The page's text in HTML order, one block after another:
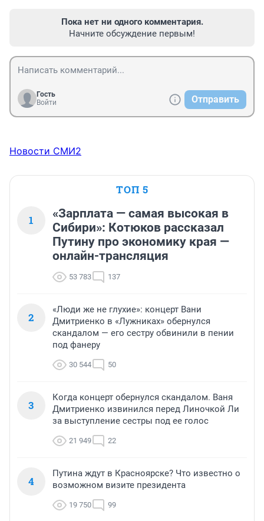
Пока нет ни одного комментария.
Начните обсуждение первым!
Гость
Войти
Отправить
Новости СМИ2
ТОП 5
1
«Зарплата — самая высокая в
Сибири»: Котюков рассказал
Путину про экономику края —
онлайн-трансляция
53 783 137
2
«Люди же не глухие»: концерт Вани
Дмитриенко в «Лужниках» обернулся
скандалом — его сестру обвинили в пении
под фанеру
30 544 50
3
Когда концерт обернулся скандалом. Ваня
Дмитриенко извинился перед Линочкой Ли
за выступление сестры под ее голос
21 949 22
4
Путина ждут в Красноярске? Что известно о
возможном визите президента
19 750 99